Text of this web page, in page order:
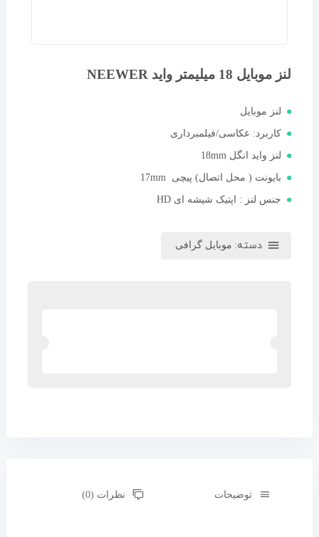
لنز موبایل 18 میلیمتر واید NEEWER
لنز موبایل
کاربرد: عکاسی/فیلمبرداری
لنز واید انگل 18mm
بایونت ( محل اتصال) پیچی 17mm
جنس لنز : اپتیک شیشه ای HD
دسته: موبایل گرافی
توضیحات نظرات (0)